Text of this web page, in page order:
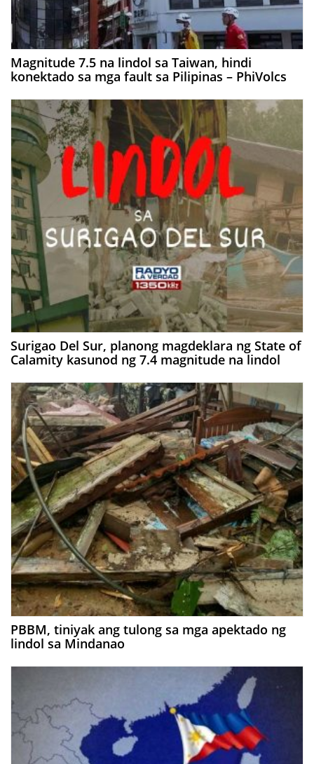
Magnitude 7.5 na lindol sa Taiwan, hindi
konektado sa mga fault sa Pilipinas – PhiVolcs
Surigao Del Sur, planong magdeklara ng State of
Calamity kasunod ng 7.4 magnitude na lindol
PBBM, tiniyak ang tulong sa mga apektado ng
lindol sa Mindanao